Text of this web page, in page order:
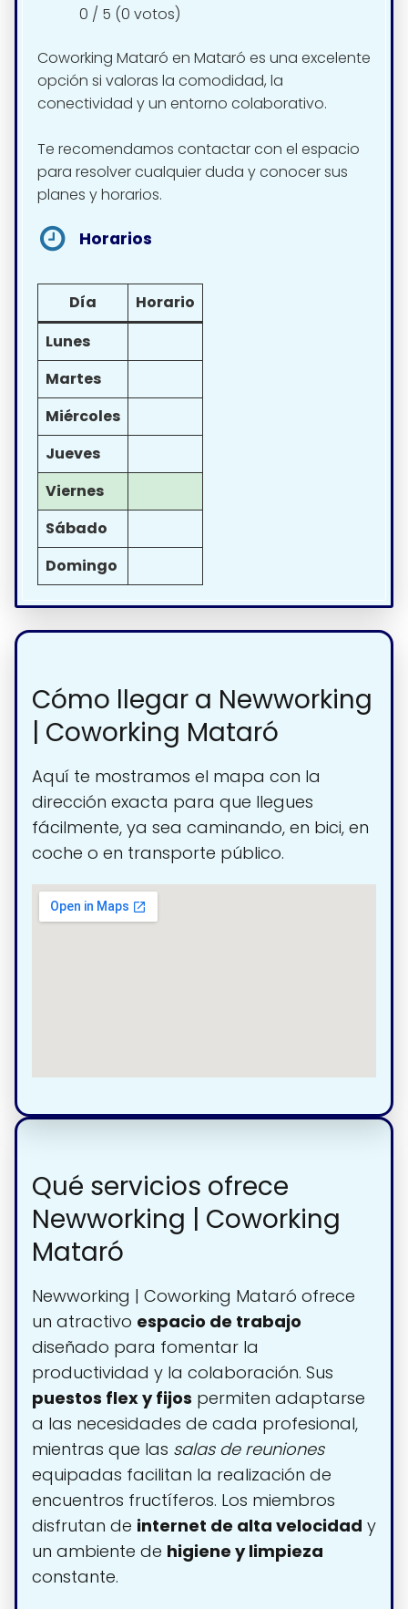
0 / 5 (0 votos)
Coworking Mataró en Mataró es una excelente
opción si valoras la comodidad, la
conectividad y un entorno colaborativo.
Te recomendamos contactar con el espacio
para resolver cualquier duda y conocer sus
planes y horarios.
Horarios
Día
Horario
Lunes
Martes
Miércoles
Jueves
Viernes
Sábado
Domingo
Cómo llegar a Newworking
| Coworking Mataró
Aquí te mostramos el mapa con la
dirección exacta para que llegues
fácilmente, ya sea caminando, en bici, en
coche o en transporte público.
Qué servicios ofrece
Newworking | Coworking
Mataró
Newworking | Coworking Mataró ofrece
un atractivo espacio de trabajo
diseñado para fomentar la
productividad y la colaboración. Sus
puestos flex y fijos permiten adaptarse
a las necesidades de cada profesional,
mientras que las salas de reuniones
equipadas facilitan la realización de
encuentros fructíferos. Los miembros
disfrutan de internet de alta velocidad y
un ambiente de higiene y limpieza
constante.